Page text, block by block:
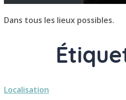
Dans tous les lieux possibles.
Localisation